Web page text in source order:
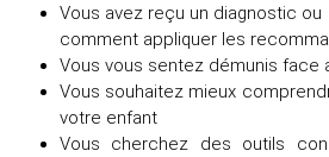
Vous avez reçu un diagnostic
comment appliquer les
Vous vous sentez démunis face
Vous souhaitez mieux
votre enfant
Vous cherchez des outils